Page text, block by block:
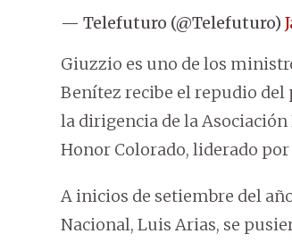
— Telefuturo (@Telefuturo)
Giuzzio es uno de los
Benítez recibe el repudio del
la dirigencia de la
Honor Colorado, liderado por
A inicios de setiembre del
Nacional, Luis Arias, se